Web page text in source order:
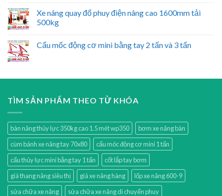
Xe nâng quay đổ phuy điện nâng cao 1600mm tải
500kg
Cẩu mốc động cơ mini bằng tay 2 tấn và 3 tấn
TÌM SẢN PHẨM THEO TỪ KHÓA
bàn nâng thủy lực 350kg cao 1.5 mét wp350
bơm xe nâng bàn
cùm bánh xe nâng tay 70x80
cẩu móc động cơ mini 1 tấn
cẩu thủy lực mini bằng tay 1 tấn
cốt lắp tay bơm
giá thang nâng siêu thị
giá xe nâng hàng
lốp xe nâng 600-9
sửa chữa xe nâng
sửa chữa xe nâng di chuyển phuy